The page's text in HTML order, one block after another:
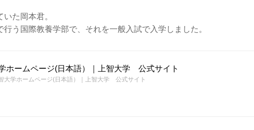
いた岡本君。
う国際教養学部で、それを一般入試で入学しました。
学ホームページ(日本語）｜上智大学 公式サイト
大学ホームページ(日本語）｜上智大学 公式サイト